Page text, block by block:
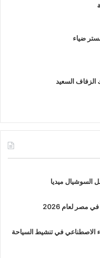
ضياء
السعيد
السوشيال ميديا
لعام 2026
الاصطناعي في تنشيط السياحة